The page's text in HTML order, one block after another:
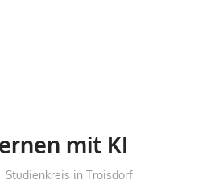
mit KI
treffpunkt
Studienkreis in Troisdorf